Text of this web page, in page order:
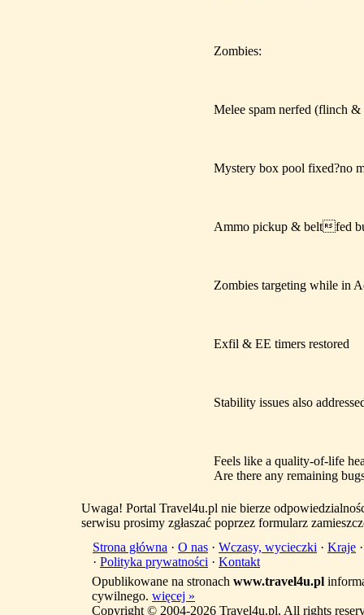
Zombies:
Melee spam nerfed (flinch &
Mystery box pool fixed?no
Ammo pickup & beltfed
Zombies targeting while in
Exfil & EE timers restored
Stability issues also
Feels like a quality-of-life
Are there any remaining
Uwaga! Portal Travel4u.pl nie bierze
serwisu prosimy zgłaszać poprzez formularz
Strona główna · O nas · Wczasy, wycieczki · Kraje
· Polityka prywatności · Kontakt
Opublikowane na stronach www.travel4u.pl
cywilnego. więcej »
Copyright © 2004-2026 Travel4u.pl. All rights